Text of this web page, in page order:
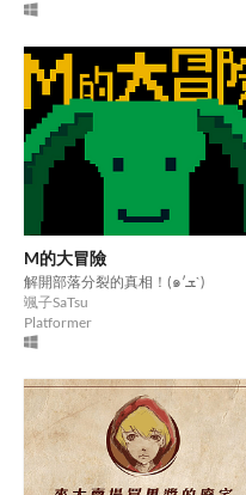
M的大冒險
解開部落分裂的真相！(๑′ܫ`)
颯子SaTsu
Platformer